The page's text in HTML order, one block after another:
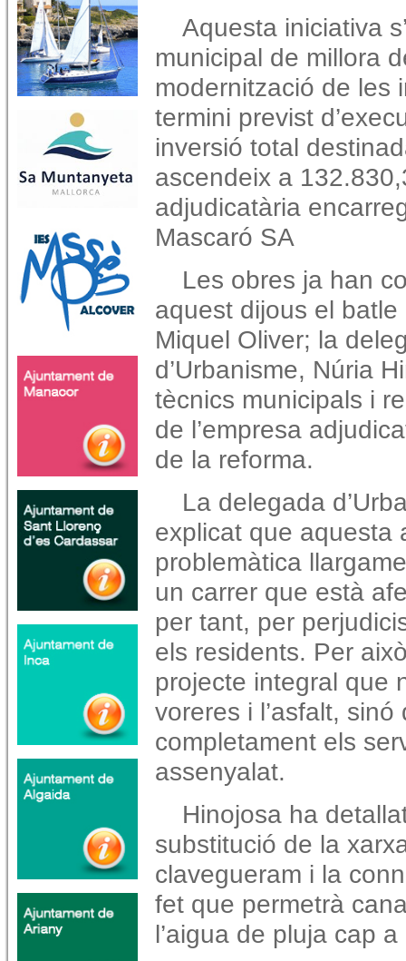
Aquesta iniciativa
municipal de millora
modernització de les
termini previst
inversió total
ascendeix a
adjudicatària
Mascaró SA
Les obres ja han
aquest dijous el batle
Miquel Oliver; la
d’Urbanisme, Núria
tècnics municipals i
de l’empresa
de la reforma.
La delegada
explicat que aquesta
problemàtica
un carrer que està
per tant, per
els residents. Per
projecte integral que
voreres i l’asfalt,
completament els
assenyalat.
Hinojosa ha
substitució de la
clavegueram i la
fet que permetrà
l’aigua de pluja cap